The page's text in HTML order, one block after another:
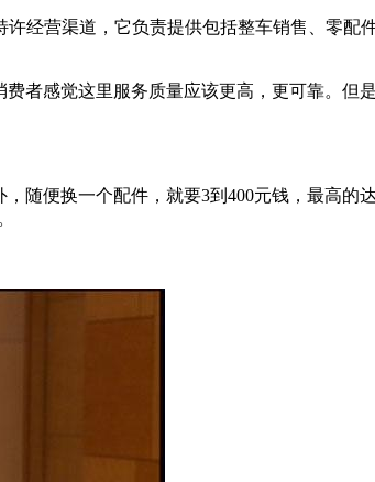
经营渠道，它负责提供包括整车销售、零配
者感觉这里服务质量应该更高，更可靠。但
随便换一个配件，就要3到400元钱，最高的